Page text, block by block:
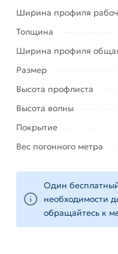
Профнастил с
использования как
малоэтажном
строительстве, для
Практичен,
прочих небольших
строений. Материал
любым нагрузкам,
Для приобретения
мышкой«Добавить
кнопку«Быстрый
позвонив по
Ширина профиля
Толщина
Ширина профиля
Размер
Высота профлиста
Высота волны
Покрытие
Вес погонного метра
Один
необходимости
обращайтесь к